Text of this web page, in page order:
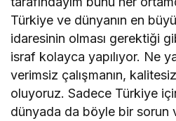
Türkiye ve dünyanın en
idaresinin olması gerektiği
israf kolayca yapılıyor. Ne
verimsiz çalışmanın,
oluyoruz. Sadece Türkiye
dünyada da böyle bir sorun